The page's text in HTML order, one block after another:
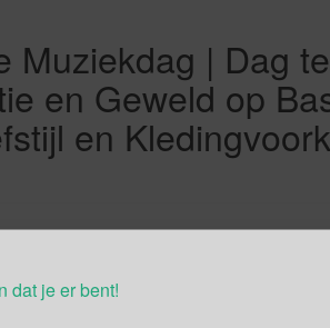
dat je er bent!
Muziekdag | Dag
en Geweld op
en
Muziekdag (Strange Music Day) op te
muzikant Patrick Grant. Omdat
Patrick zijn eigen platenlabel. Met de
[…]